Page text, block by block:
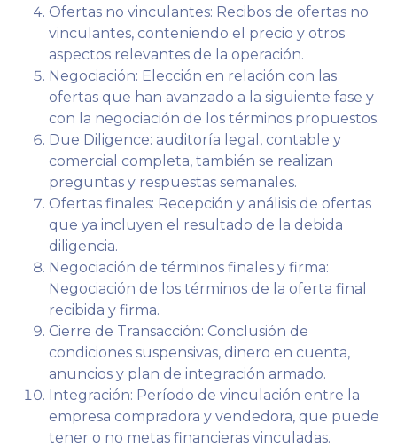
Ofertas no vinculantes: Recibos de ofertas no
vinculantes, conteniendo el precio y otros
aspectos relevantes de la operación.
Negociación: Elección en relación con las
ofertas que han avanzado a la siguiente fase y
con la negociación de los términos propuestos.
Due Diligence: auditoría legal, contable y
comercial completa, también se realizan
preguntas y respuestas semanales.
Ofertas finales: Recepción y análisis de ofertas
que ya incluyen el resultado de la debida
diligencia.
Negociación de términos finales y firma:
Negociación de los términos de la oferta final
recibida y firma.
Cierre de Transacción: Conclusión de
condiciones suspensivas, dinero en cuenta,
anuncios y plan de integración armado.
Integración: Período de vinculación entre la
empresa compradora y vendedora, que puede
tener o no metas financieras vinculadas.